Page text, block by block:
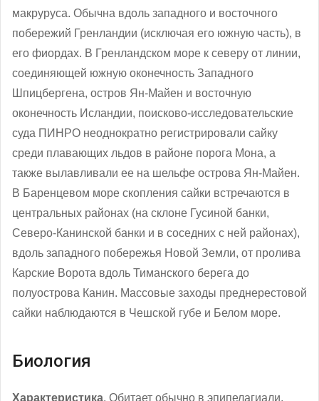
макруруса. Обычна вдоль западного и восточного
побережий Гренландии (исключая его южную часть), в
его фиордах. В Гренландском море к северу от линии,
соединяющей южную оконечность Западного
Шпицбергена, остров Ян-Майен и восточную
оконечность Исландии, поисково-исследовательские
суда ПИНРО неоднократно регистрировали сайку
среди плавающих льдов в районе порога Мона, а
также вылавливали ее на шельфе острова Ян-Майен.
В Баренцевом море скопления сайки встречаются в
центральных районах (на склоне Гусиной банки,
Северо-Канинской банки и в соседних с ней районах),
вдоль западного побережья Новой Земли, от пролива
Карские Ворота вдоль Тиманского берега до
полуострова Канин. Массовые заходы преднерестовой
сайки наблюдаются в Чешской губе и Белом море.
Биология
Характеристика. Обитает обычно в эпипелагиали,